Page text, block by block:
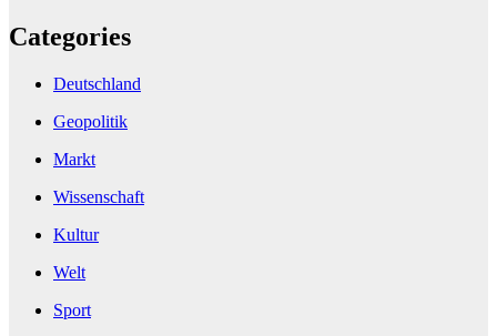
Categories
Deutschland
Geopolitik
Markt
Wissenschaft
Kultur
Welt
Sport